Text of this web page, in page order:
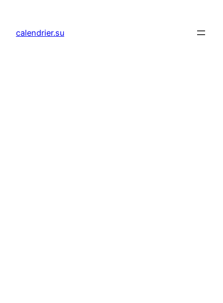
contenu
calendrier.su